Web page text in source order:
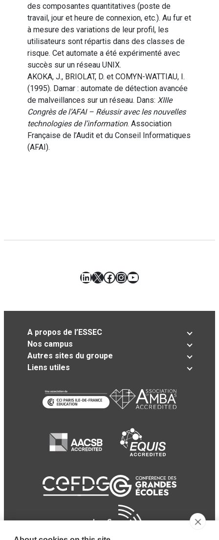
des composantes quantitatives (poste de
travail, jour et heure de connexion, etc.). Au fur et
à mesure des variations de leur profil, les
utilisateurs sont répartis dans des classes de
risque. Cet automate a été expérimenté avec
succès sur un réseau UNIX.
AKOKA, J., BRIOLAT, D. et COMYN-WATTIAU, I.
(1995). Damar : automate de détection avancée
de malveillances sur un réseau. Dans: XIIIe
Congrès de l’AFAI – Réussir avec les nouvelles
technologies de l’information. Association
Française de l’Audit et du Conseil Informatiques
(AFAI).
LinkedIn
X Facebook
Instagram
YouTube
A propos de l’ESSEC
Nos campus
Autres sites du groupe
Liens utiles